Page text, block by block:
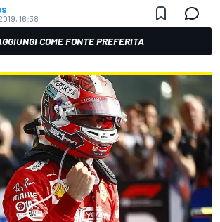
16:38
COME FONTE PREFERITA